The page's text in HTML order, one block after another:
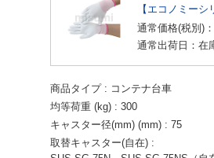
【エコノミー
通常価格(税別)
通常出荷日：在
商品タイプ コンテナ台車
均等荷重 (kg)
300
キャスター径(mm) (mm)
75
取替キャスター(自在)